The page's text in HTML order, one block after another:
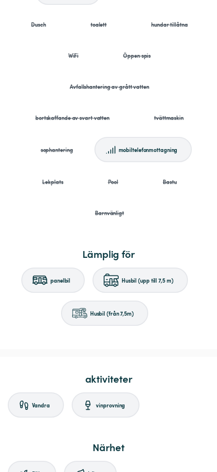
Dusch toalett hundar tillåtna
WiFi Öppen spis
Avfallshantering av grått vatten
bortskaffande av svart vatten tvättmaskin
sophantering mobiltelefonmottagning
Lekplats Pool Bastu
Barnvänligt
Lämplig för
panelbil Husbil (upp till 7,5 m)
Husbil (från 7,5m)
aktiviteter
Vandra vinprovning
Närhet